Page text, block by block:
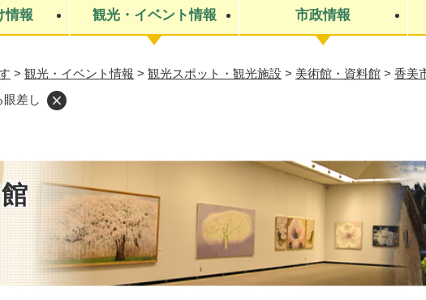
税金
教育
情報
建設・上下水道
その他
観光・イベント情報
産品
市政情報
コミュニティ・まちづくり
> 観光・イベント情報 > 観光スポット・観光施設 > 美術館・資料館 > 香美
差し